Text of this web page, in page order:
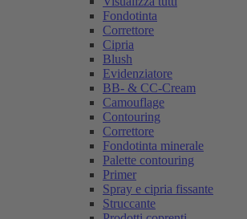
Fondotinta
Correttore
Cipria
Blush
Evidenziatore
BB- & CC-Cream
Camouflage
Contouring
Correttore
Fondotinta minerale
Palette contouring
Primer
Spray e cipria fissante
Struccante